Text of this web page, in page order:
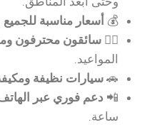
💰 أسعار مناسبة للجميع
👨‍✈️ سائقون محترفون
المواعيد.
🚗 سيارات نظيفة
📲 دعم فوري عبر
ساعة.